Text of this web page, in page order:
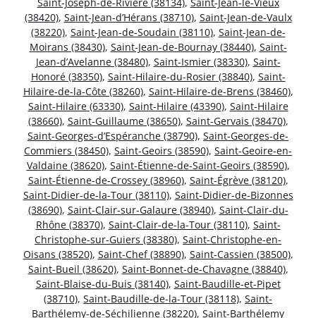
(38420), Saint-Jean-d’Hérans (38710), Saint-Jean-de-Vaulx
(38220), Saint-Jean-de-Soudain (38110), Saint-Jean-de-
Moirans (38430), Saint-Jean-de-Bournay (38440), Saint-
Jean-d’Avelanne (38480), Saint-Ismier (38330), Saint-
Honoré (38350), Saint-Hilaire-du-Rosier (38840), Saint-
Hilaire-de-la-Côte (38260), Saint-Hilaire-de-Brens (38460),
Saint-Hilaire (63330), Saint-Hilaire (43390), Saint-Hilaire
(38660), Saint-Guillaume (38650), Saint-Gervais (38470),
Saint-Georges-d’Espéranche (38790), Saint-Georges-de-
Commiers (38450), Saint-Geoirs (38590), Saint-Geoire-en-
Valdaine (38620), Saint-Étienne-de-Saint-Geoirs (38590),
Saint-Étienne-de-Crossey (38960), Saint-Égrève (38120),
Saint-Didier-de-la-Tour (38110), Saint-Didier-de-Bizonnes
(38690), Saint-Clair-sur-Galaure (38940), Saint-Clair-du-
Rhône (38370), Saint-Clair-de-la-Tour (38110), Saint-
Christophe-sur-Guiers (38380), Saint-Christophe-en-
Oisans (38520), Saint-Chef (38890), Saint-Cassien (38500),
Saint-Bueil (38620), Saint-Bonnet-de-Chavagne (38840),
Saint-Blaise-du-Buis (38140), Saint-Baudille-et-Pipet
(38710), Saint-Baudille-de-la-Tour (38118), Saint-
Barthélemy-de-Séchilienne (38220), Saint-Barthélemy